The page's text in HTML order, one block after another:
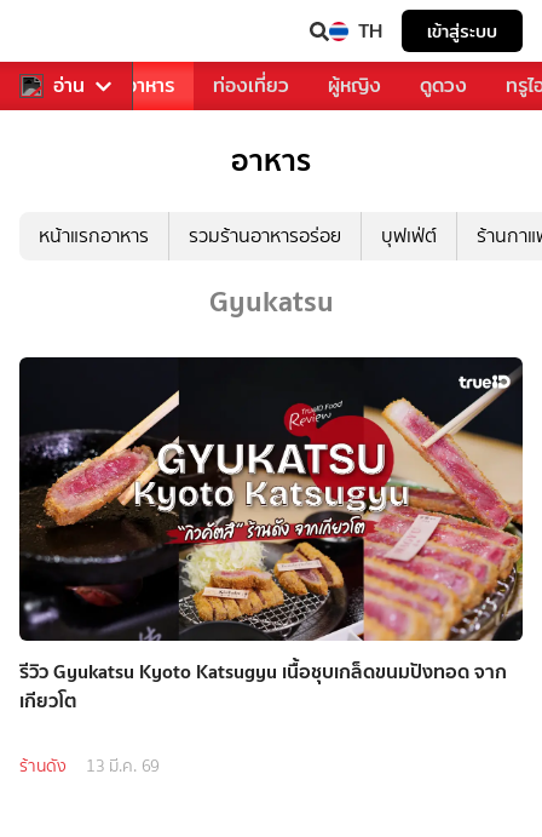
TH เข้าสู่ระบบ
อ่าน
การเพลง อาหาร ท่องเที่ยว ผู้หญิง ดูดวง ทรู
อาหาร
หน้าแรกอาหาร รวมร้านอาหารอร่อย บุฟเฟ่ต์ ร้านกา
Gyukatsu
รีวิว Gyukatsu Kyoto Katsugyu เนื้อชุบเกล็ดขนมปังทอด จาก
เกียวโต
ร้านดัง 13 มี.ค. 69